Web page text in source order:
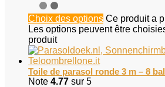
Choix des options Ce produit a
Les options peuvent être
produit
Toile de parasol ronde 3 m – 8
Note 4.77 sur 5